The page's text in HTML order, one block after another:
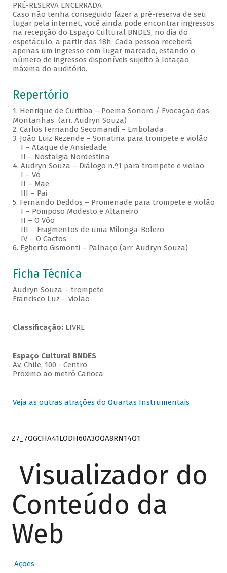
PRÉ-RESERVA ENCERRADA
Caso não tenha conseguido fazer a pré-reserva de seu
lugar pela internet, você ainda pode encontrar ingressos
na recepção do Espaço Cultural BNDES, no dia do
espetáculo, a partir das 18h. Cada pessoa receberá
apenas um ingresso com lugar marcado, estando o
número de ingressos disponíveis sujeito à lotação
máxima do auditório.
Repertório
1. Henrique de Curitiba – Poema Sonoro / Evocação das
Montanhas (arr. Audryn Souza)
2. Carlos Fernando Secomandi – Embolada
3. João Luiz Rezende – Sonatina para trompete e violão
I – Ataque de Ansiedade
II – Nostalgia Nordestina
4. Audryn Souza – Diálogo n.º1 para trompete e violão
I – Vó
II – Mãe
III – Pai
5. Fernando Deddos – Promenade para trompete e violão
I – Pomposo Modesto e Altaneiro
II – O Vôo
III – Fragmentos de uma Milonga-Bolero
IV – O Cactos
6. Egberto Gismonti – Palhaço (arr. Audryn Souza)
Ficha Técnica
Audryn Souza – trompete
Francisco Luz – violão
Classificação: LIVRE
Espaço Cultural BNDES
Av, Chile, 100 - Centro
Próximo ao metrô Carioca
Veja as outras atrações do Quartas Instrumentais
Z7_7QGCHA41LODH60A3OQA8RN14Q1
Visualizador do
Conteúdo da
Web
Ações